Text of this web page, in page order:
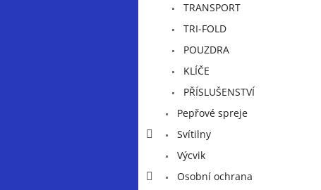
TRANSPORT
TRI-FOLD
POUZDRA
KLÍČE
PŘÍSLUŠENSTVÍ
Pepřové spreje
Svítilny
Výcvik
Osobní ochrana